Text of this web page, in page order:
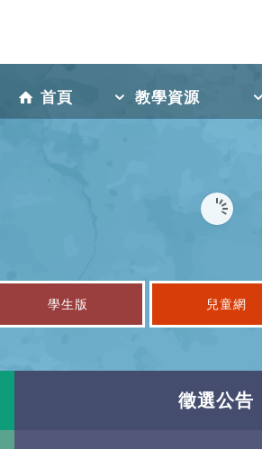
首頁 教學資源
學生版 兒童網
徵選公告